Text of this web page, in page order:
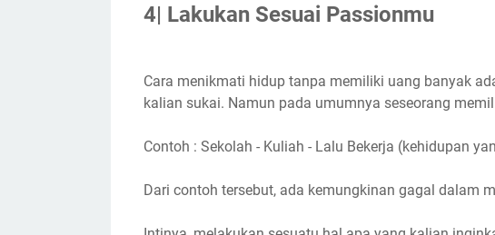
4| Lakukan Sesuai Passionmu
Cara menikmati hidup tanpa memiliki uang banyak
kalian sukai. Namun pada umumnya seseorang
Contoh : Sekolah - Kuliah - Lalu Bekerja (kehidupan
Dari contoh tersebut, ada kemungkinan gagal dalam